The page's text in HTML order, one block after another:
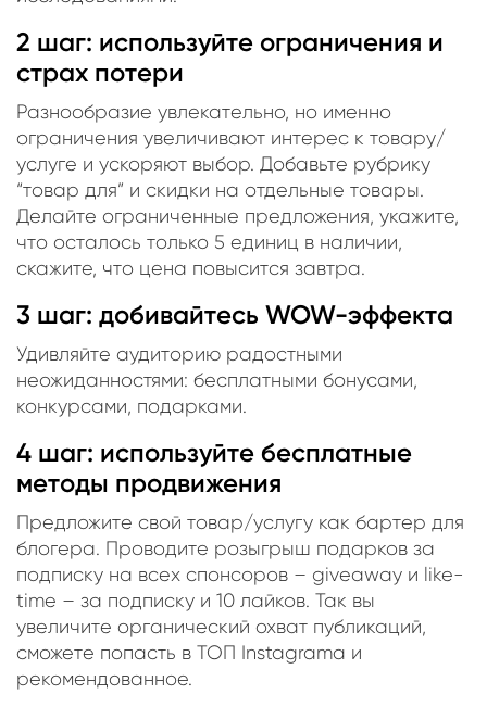
2 шаг: используйте ограничения и
страх потери
Разнообразие увлекательно, но именно
ограничения увеличивают интерес к товару/
услуге и ускоряют выбор. Добавьте рубрику
“товар для” и скидки на отдельные товары.
Делайте ограниченные предложения, укажите,
что осталось только 5 единиц в наличии,
скажите, что цена повысится завтра.
3 шаг: добивайтесь WOW-эффекта
Удивляйте аудиторию радостными
неожиданностями: бесплатными бонусами,
конкурсами, подарками.
4 шаг: используйте бесплатные
методы продвижения
Предложите свой товар/услугу как бартер для
блогера. Проводите розыгрыш подарков за
подписку на всех спонсоров – giveaway и like-
time – за подписку и 10 лайков. Так вы
увеличите органический охват публикаций,
сможете попасть в ТОП Instagrama и
рекомендованное.